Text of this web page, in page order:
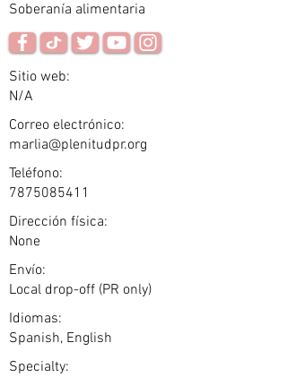
Soberanía alimentaria
Sitio web:
N/A
Correo electrónico:
marlia@plenitudpr.org
Teléfono:
7875085411
Dirección física:
None
Envío:
Local drop-off (PR only)
Idiomas:
Spanish, English
Specialty: